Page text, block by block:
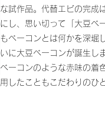
な試作品。代替エビの完成
にし、思い切って「大豆ベ
もベーコンとは何かを深堀
いに大豆ベーコンが誕生し
ベーコンのような赤味の着
用したこともこだわりのひ